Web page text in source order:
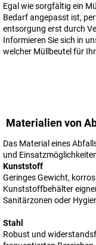
Egal wie sorgfältig ein
Bedarf angepasst ist,
entsorgung erst durch
Informieren Sie sich in
welcher Müllbeutel für
Materialien von
Das Material eines
und
Kunststoff
Geringes Gewicht,
Kunststoffbehälter
Sanitärzonen oder
Stahl
Robust und